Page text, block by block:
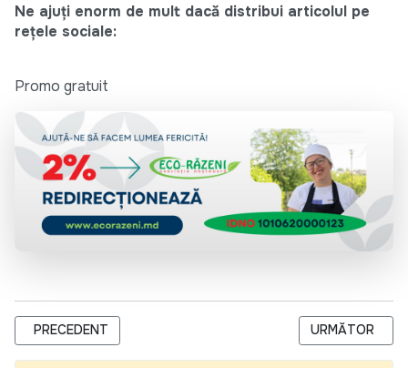
Ne ajuți enorm de mult dacă distribui articolul pe
rețele sociale:
Promo gratuit
ARTICOL PRECEDENT: В МУН. ЧАДЫР-ЛУНГА СДЕЛАН
PRECEDENT ARTICOLUL
URMĂTOR